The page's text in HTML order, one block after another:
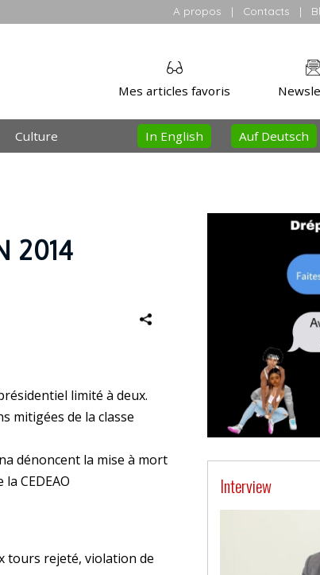
A propos | Contacts |
Mes articles favoris
Culture Auf Deutsch
In English
2014
limité à deux.
mitigées de la classe
dénoncent la mise à mort
CEDEAO
tours rejeté, violation de
Interview